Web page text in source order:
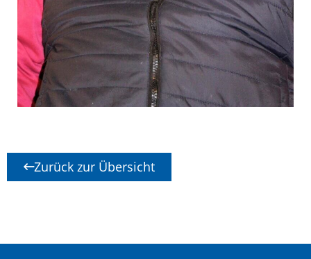
Zurück zur Übersicht